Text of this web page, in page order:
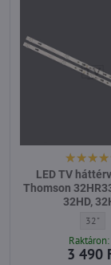
LED TV
Thomson
32HD,
LED
32"
3 490